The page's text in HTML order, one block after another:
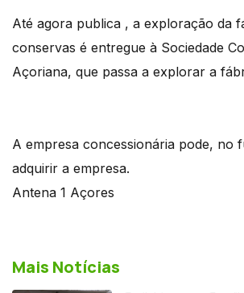
Até agora publica , a exploração da
conservas é entregue à Sociedade
Açoriana, que passa a explorar a
A empresa concessionária pode, no
adquirir a empresa.
Antena 1 Açores
Mais Notícias